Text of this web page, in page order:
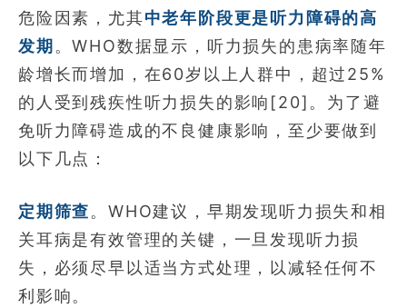
危险因素，尤其中老年阶段更是听力障碍的高
发期 。WHO数据显示，听力损失的患病率随年
龄增长而增加，在60岁以上人群中，超过25%
的人受到残疾性听力损失的影响[20]。为了避
免听力障碍造成的不良健康影响，至少要做到
以下几点：
定期筛查。WHO建议，早期发现听力损失和相
关耳病是有效管理的关键，一旦发现听力损
失，必须尽早以适当方式处理，以减轻任何不
利影响。